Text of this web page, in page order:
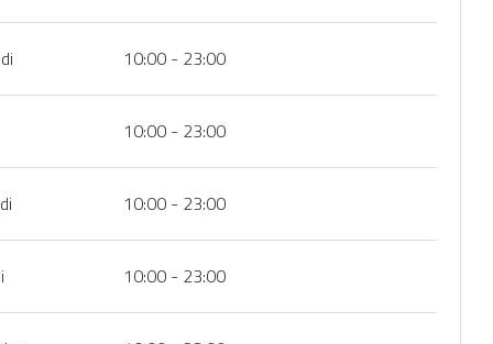
10:00 - 23:00
10:00 - 23:00
10:00 - 23:00
10:00 - 23:00